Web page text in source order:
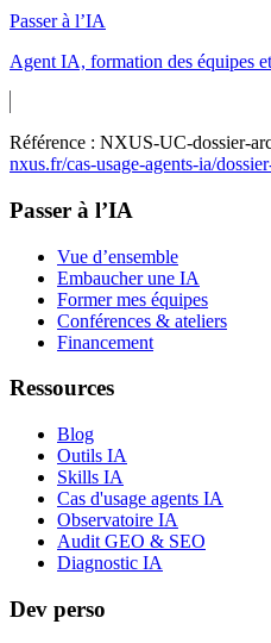
Passer à l’IA
Agent IA, formation des équipes
Référence : NXUS-UC-dossier-
nxus.fr/cas-usage-agents-ia/
Passer à l’IA
Vue d’ensemble
Embaucher une IA
Former mes équipes
Conférences & ateliers
Financement
Ressources
Blog
Outils IA
Skills IA
Cas d'usage agents IA
Observatoire IA
Audit GEO & SEO
Diagnostic IA
Dev perso